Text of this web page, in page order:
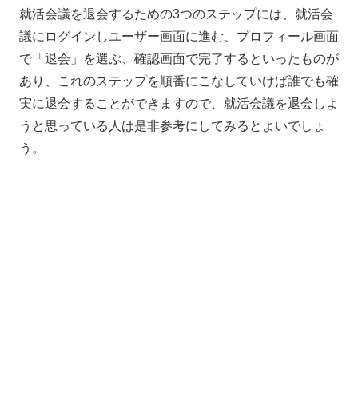
就活会議を退会するための3つのステップには、就活会
議にログインしユーザー画面に進む、プロフィール画面
で「退会」を選ぶ、確認画面で完了するといったものが
あり、これのステップを順番にこなしていけば誰でも確
実に退会することができますので、就活会議を退会しよ
うと思っている人は是非参考にしてみるとよいでしょ
う。